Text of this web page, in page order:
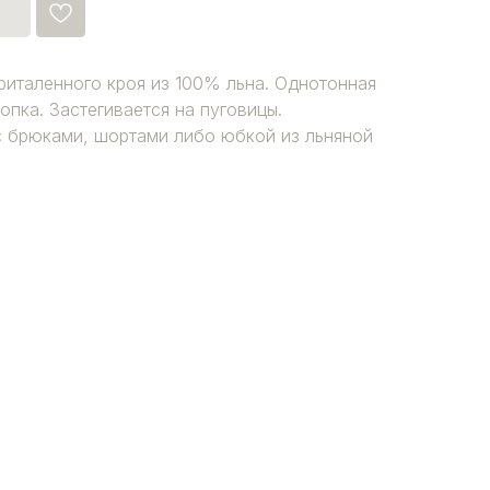
кроя из 100% льна. Однотонная
Застегивается на пуговицы.
брюками, шортами либо юбкой из льняной